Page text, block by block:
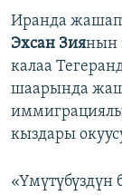
Иранда жашап
Эхсан Зиянын
калаа
шаарында
кыздары
«Үмүтүбүздүн